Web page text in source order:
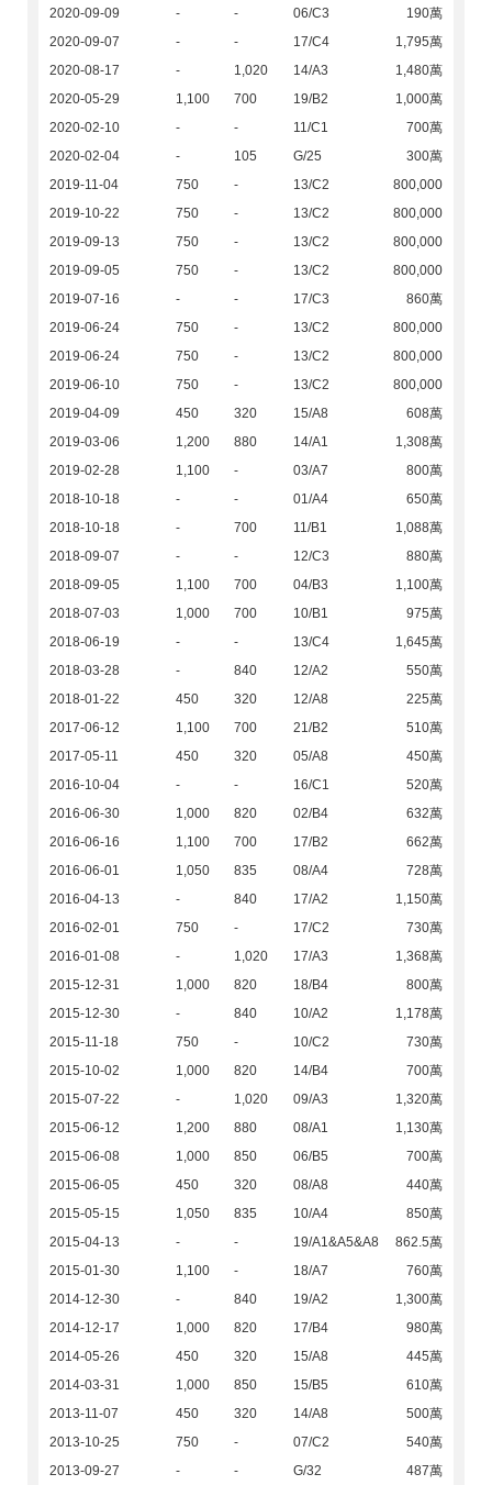
2020-09-09 - - 06/C3
190萬
2020-09-07
- - 17/C4
1,795萬
2020-08-17
- 1,020 14/A3
1,480萬
2020-05-29
1,100 700 19/B2
1,000萬
2020-02-10
- - 11/C1
700萬
2020-02-04
- 105 G/25
300萬
2019-11-04
750 - 13/C2
800,000
2019-10-22
750 - 13/C2
800,000
2019-09-13
750 - 13/C2
800,000
2019-09-05
750 - 13/C2
800,000
2019-07-16
- - 17/C3
860萬
2019-06-24
750 - 13/C2
800,000
2019-06-24
750 - 13/C2
800,000
2019-06-10
750 - 13/C2
800,000
2019-04-09
450 320 15/A8
608萬
2019-03-06
1,200 880 14/A1
1,308萬
2019-02-28
1,100 - 03/A7
800萬
2018-10-18
- - 01/A4
650萬
2018-10-18
- 700 11/B1
1,088萬
2018-09-07
- - 12/C3
880萬
2018-09-05
1,100 700 04/B3
1,100萬
2018-07-03
1,000 700 10/B1
975萬
2018-06-19
- - 13/C4
1,645萬
2018-03-28
- 840 12/A2
550萬
2018-01-22
450 320 12/A8
225萬
2017-06-12
1,100 700 21/B2
510萬
2017-05-11
450 320 05/A8
450萬
2016-10-04
- - 16/C1
520萬
2016-06-30
1,000 820 02/B4
632萬
2016-06-16
1,100 700 17/B2
662萬
2016-06-01
1,050 835 08/A4
728萬
2016-04-13
- 840 17/A2
1,150萬
2016-02-01
750 - 17/C2
730萬
2016-01-08
- 1,020 17/A3
1,368萬
2015-12-31
1,000 820 18/B4
800萬
2015-12-30
- 840 10/A2
1,178萬
2015-11-18
750 - 10/C2
730萬
2015-10-02
1,000 820 14/B4
700萬
2015-07-22
- 1,020 09/A3
1,320萬
2015-06-12
1,200 880 08/A1
1,130萬
2015-06-08
1,000 850 06/B5
700萬
2015-06-05
450 320 08/A8
440萬
2015-05-15
1,050 835 10/A4
850萬
2015-04-13
- - 19/A1&A5&A8
862.5萬
2015-01-30
1,100 - 18/A7
760萬
2014-12-30
- 840 19/A2
1,300萬
2014-12-17
1,000 820 17/B4
980萬
2014-05-26
450 320 15/A8
445萬
2014-03-31
1,000 850 15/B5
610萬
2013-11-07
450 320 14/A8
500萬
2013-10-25
750 - 07/C2
540萬
2013-09-27
- - G/32
487萬